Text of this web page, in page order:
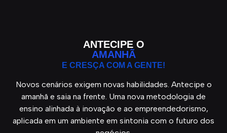
ANTECIPE O
AMANHÃ
E CRESÇA COM A GENTE!
Novos cenários exigem novas habilidades. Antecipe o
amanhã e saia na frente. Uma nova metodologia de
ensino alinhada à inovação e ao empreendedorismo,
aplicada em um ambiente em sintonia com o futuro dos